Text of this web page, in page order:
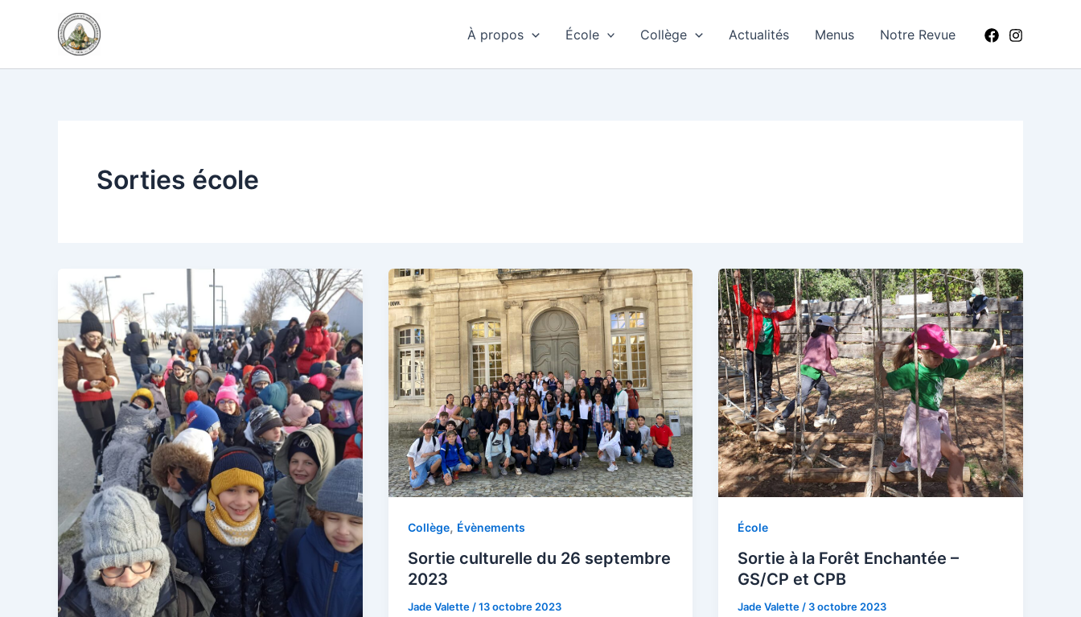
À propos École Collège Actualités Menus Notre Revue
Sorties école
Collège, Évènements
Sortie culturelle du 26 septembre
2023
Jade Valette /13 octobre 2023
École
Sortie à la Forêt Enchantée –
GS/CP et CPB
Jade Valette / 3 octobre 2023